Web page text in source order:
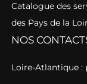
Catalogue des
des Pays de la
NOS
Loire-Atlantique :